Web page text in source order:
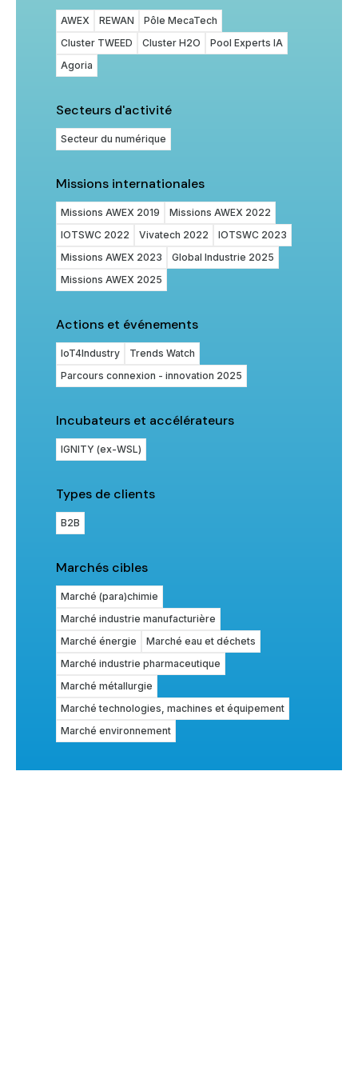
AWEX REWAN
Pôle MecaTech
Cluster TWEED
Cluster H2O
Pool Experts IA
Agoria
Secteurs d'activité
Secteur du numérique
Missions internationales
Missions AWEX 2019
Missions AWEX 2022
IOTSWC 2022
Vivatech 2022
IOTSWC 2023
Missions AWEX 2023
Global Industrie 2025
Missions AWEX 2025
Actions et événements
IoT4Industry
Trends Watch
Parcours connexion - innovation 2025
Incubateurs et accélérateurs
IGNITY (ex-WSL)
Types de clients
B2B
Marchés cibles
Marché (para)chimie
Marché industrie manufacturière
Marché énergie
Marché eau et déchets
Marché industrie pharmaceutique
Marché métallurgie
Marché technologies, machines et équipement
Marché environnement